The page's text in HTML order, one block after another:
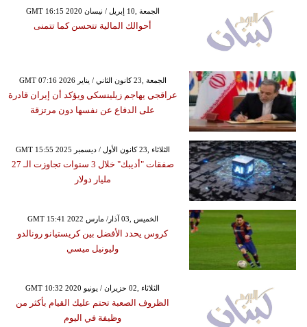
GMT 16:15 2020 الجمعة ,10 إبريل / نيسان
أحوالك المالية تتحسن كما تتمنى
GMT 07:16 2026 الجمعة ,23 كانون الثاني / يناير
عراقجي يهاجم زيلينسكي ويؤكد أن إيران قادرة
على الدفاع عن نفسها دون مرتزقة
GMT 15:55 2025 الثلاثاء ,23 كانون الأول / ديسمبر
صفقات "أديبك" خلال 3 سنوات تجاوزت الـ 27
مليار دولار
GMT 15:41 2022 الخميس ,03 آذار/ مارس
كروس يحدد الأفضل بين كريستيانو رونالدو
وليونيل ميسي
GMT 10:32 2020 الثلاثاء ,02 حزيران / يونيو
الظروف الصعبة تحتم عليك القيام بأكثر من
وظيفة في اليوم